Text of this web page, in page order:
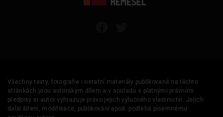
Všechny texty, fotografie i ostatní materiály publikované na těchto
stránkách jsou autorským dílem a v souladu s platnými právními
předpisy si autor vyhrazuje právo jejich výlučného vlastnictví. Jejich
další šíření, modifikace, publikování apod. podléhá písemnému